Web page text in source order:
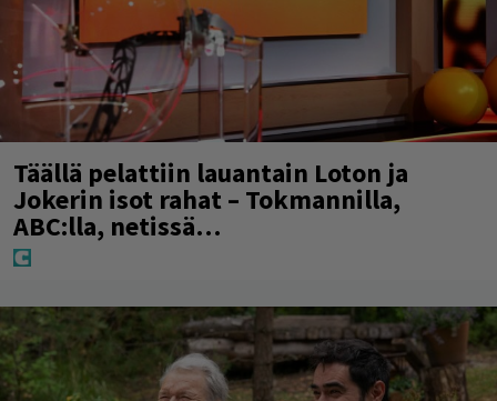
Täällä pelattiin lauantain Loton ja
Jokerin isot rahat – Tokmannilla,
ABC:lla, netissä…